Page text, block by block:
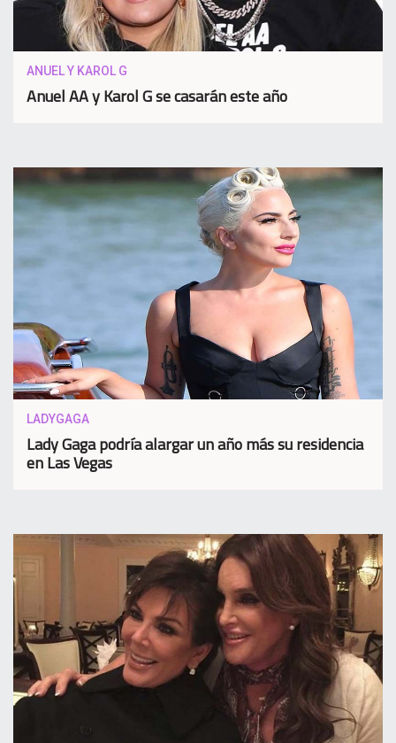
ANUEL Y KAROL G
Anuel AA y Karol G se casarán este año
LADYGAGA
Lady Gaga podría alargar un año más su residencia
en Las Vegas